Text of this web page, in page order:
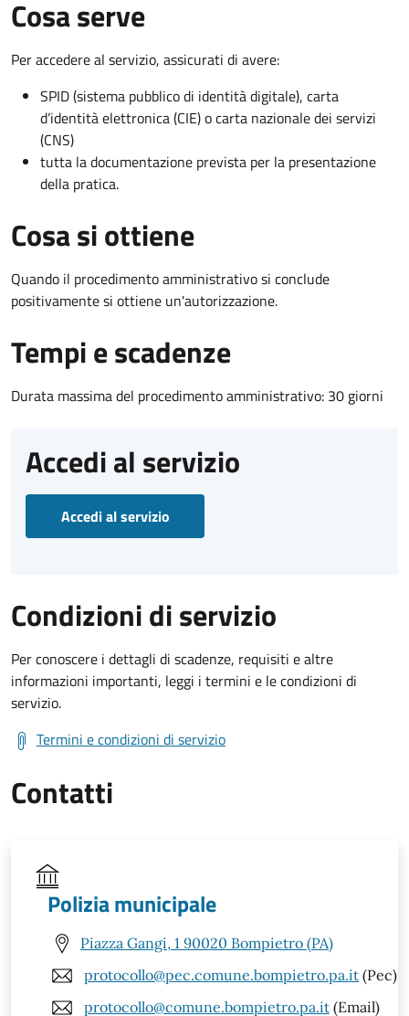
Cosa serve
Per accedere al servizio, assicurati di avere:
SPID (sistema pubblico di identità digitale), carta
d’identità elettronica (CIE) o carta nazionale dei servizi
(CNS)
tutta la documentazione prevista per la presentazione
della pratica.
Cosa si ottiene
Quando il procedimento amministrativo si conclude
positivamente si ottiene un'autorizzazione.
Tempi e scadenze
Durata massima del procedimento amministrativo: 30 giorni
Accedi al servizio
Accedi al servizio
Condizioni di servizio
Per conoscere i dettagli di scadenze, requisiti e altre
informazioni importanti, leggi i termini e le condizioni di
servizio.
Termini e condizioni di servizio
Contatti
Polizia municipale
Piazza Gangi, 1 90020 Bompietro (PA)
protocollo@pec.comune.bompietro.pa.it (Pec)
protocollo@comune.bompietro.pa.it (Email)